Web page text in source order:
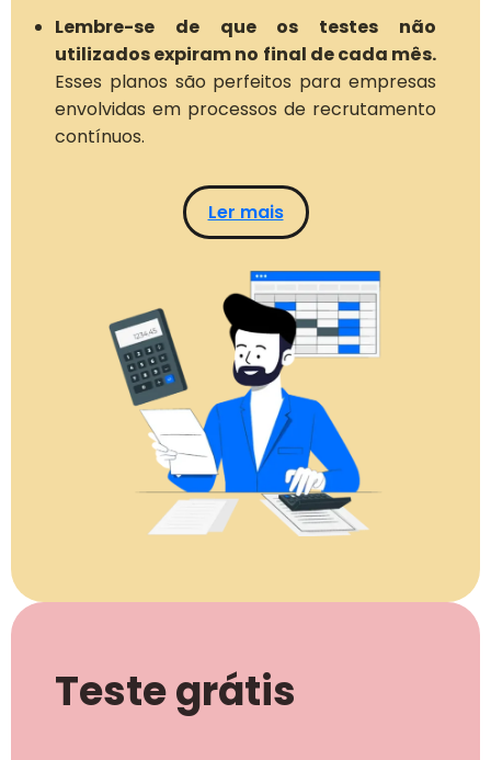
Lembre-se de que os testes não
utilizados expiram no final de cada mês.
Esses planos são perfeitos para empresas
envolvidas em processos de recrutamento
contínuos.
Ler mais
Teste grátis